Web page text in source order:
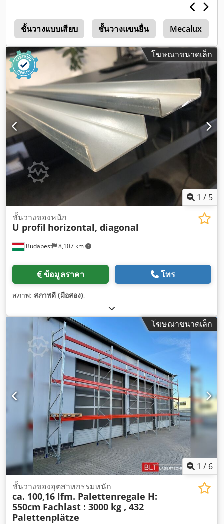
ชั้นวางแบบเสียบ ชั้นวางแขนยื่น Mecalux
โฆษณาขนาดเล็ก
1 / 5
Budapest 8,107 km
ชั้นวางของหนัก
U profil horizontal, diagonal
ข้อมูลราคา โทร
สภาพ: สภาพดี (มือสอง),
โฆษณาขนาดเล็ก
1 / 6
ชั้นวางของอุตสาหกรรมหนัก
ca. 100,16 lfm. Palettenregale H:
550cm Fachlast : 3000 kg , 432
Palettenplätze